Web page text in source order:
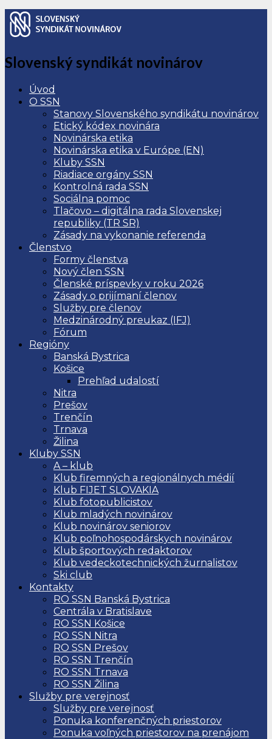
Slovenský syndikát novinárov
Úvod
O SSN
Stanovy Slovenského syndikátu novinárov
Etický kódex novinára
Novinárska etika
Novinárska etika v Európe (EN)
Kluby SSN
Riadiace orgány SSN
Kontrolná rada SSN
Sociálna pomoc
Tlačovo – digitálna rada Slovenskej
republiky (TR SR)
Zásady na vykonanie referenda
Členstvo
Formy členstva
Nový člen SSN
Členské príspevky v roku 2026
Zásady o prijímaní členov
Služby pre členov
Medzinárodný preukaz (IFJ)
Fórum
Regióny
Banská Bystrica
Košice
Prehľad udalostí
Nitra
Prešov
Trenčín
Trnava
Žilina
Kluby SSN
A – klub
Klub firemných a regionálnych médií
Klub FIJET SLOVAKIA
Klub fotopublicistov
Klub mladých novinárov
Klub novinárov seniorov
Klub poľnohospodárskych novinárov
Klub športových redaktorov
Klub vedeckotechnických žurnalistov
Ski club
Kontakty
RO SSN Banská Bystrica
Centrála v Bratislave
RO SSN Košice
RO SSN Nitra
RO SSN Prešov
RO SSN Trenčín
RO SSN Trnava
RO SSN Žilina
Služby pre verejnosť
Služby pre verejnosť
Ponuka konferenčných priestorov
Ponuka voľných priestorov na prenájom